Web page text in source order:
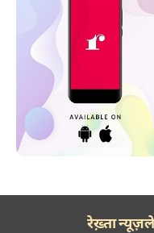
रेख़्ता